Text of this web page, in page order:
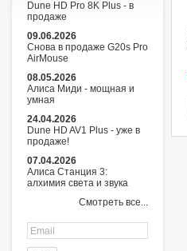
Dune HD Pro 8K Plus - в
продаже
09.06.2026
Снова в продаже G20s Pro
AirMouse
08.05.2026
Алиса Миди - мощная и
умная
24.04.2026
Dune HD AV1 Plus - уже в
продаже!
07.04.2026
Алиса Станция 3:
алхимия света и звука
Смотреть все...